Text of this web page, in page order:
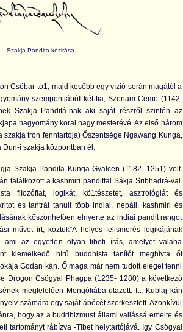
Szakja Pandita kézirása
Csöbar-tó1, majd kesőbb egy vízió során magától a
szempontjábóI két fia, Szönam Cemo (1142-
Szakja Panditá-nak aki saját részről szintén az
hagyomány korai nagy mesterévé. Az első három
trón fenntartója) Őszentsége Ngawang Kunga,
i szakja központban él.
Szakja Pandita Kunga Gyalcen (1182- 1251) volt.
találkozott a kashmiri pandittal Sákja Sribhadrá-val.
fiIozófiat, logikát, kö1tészetet, asztrológiát és
és tantrát tanult több indiai, nepáli, kashmiri és
köszönhetően elnyerte az indiai pandit rangot
művet írt, köztük”A helyes felismerés logikájának
ami az egyetlen olyan tibeti írás, amelyet valaha
kiemelkedő hírű buddhista tanítót meghívta őt
Godan kán. Ő maga már nem tudott eleget tenni
Drogon Csögyal Phagpa (1235- 1280) a következő
megfelelően Mongóliába utazott. Itt, Kublaj kán
számára egy saját ábécét szerkesztett. Azonkívül
hogy az a buddhizmust állami vallássá emelte és
tartományt rábízva -Tibet helytartójává. Igy Csögyal